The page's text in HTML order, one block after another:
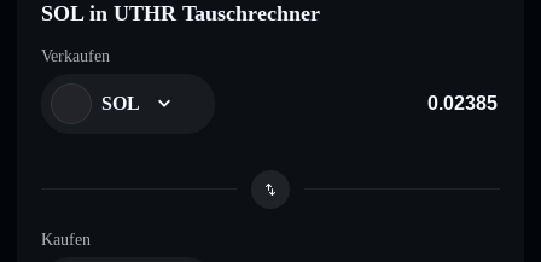
SOL in UTHR Tauschrechner
Verkaufen
SOL
Kaufen